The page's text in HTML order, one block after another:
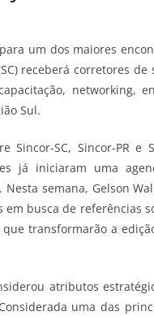
um dos maiores
receberá corretores
networking,
Sul.
Sincor-SC, Sincor-PR
já iniciaram uma
semana, Gelson
em busca de
transformarão a
atributos
uma das